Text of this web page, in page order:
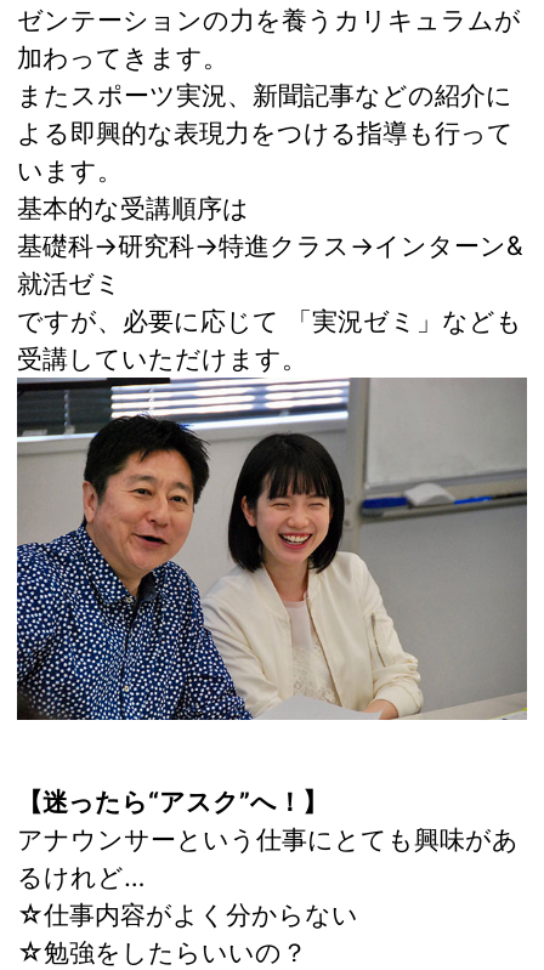
ゼンテーションの力を養うカリキュラムが
加わってきます。
またスポーツ実況、新聞記事などの紹介に
よる即興的な表現力をつける指導も行って
います。
基本的な受講順序は
基礎科→研究科→特進クラス→インターン&
就活ゼミ
ですが、必要に応じて 「実況ゼミ」なども
受講していただけます。
【迷ったら“アスク”へ！】
アナウンサーという仕事にとても興味があ
るけれど…
☆仕事内容がよく分からない
☆勉強をしたらいいの？